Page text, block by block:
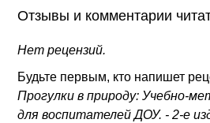
Отзывы и комментарии
Нет рецензий.
Будьте первым, кто напишет
Прогулки в природу: Учебно-
для воспитателей ДОУ. - 2-е